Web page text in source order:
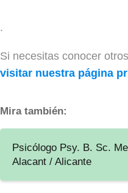
.
Si necesitas conocer
visitar nuestra página
Mira también:
Psicólogo Psy. B. Sc.
Alacant / Alicante